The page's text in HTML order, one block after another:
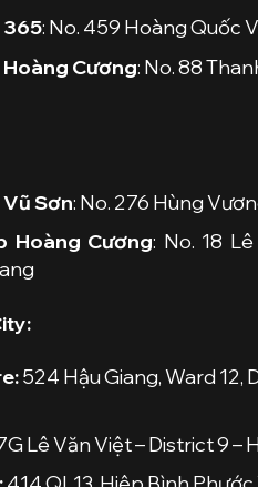
365: No. 459 Hoàng Quốc
Hoàng Cương: No. 88
Sơn: No. 276 Hùng
Hoàng Cương: No. 18
524 Hậu Giang, Ward 12,
Lê Văn Việt – District 9 –